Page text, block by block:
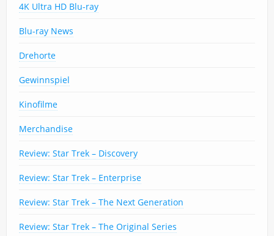
4K Ultra HD Blu-ray
Blu-ray News
Drehorte
Gewinnspiel
Kinofilme
Merchandise
Review: Star Trek – Discovery
Review: Star Trek – Enterprise
Review: Star Trek – The Next Generation
Review: Star Trek – The Original Series